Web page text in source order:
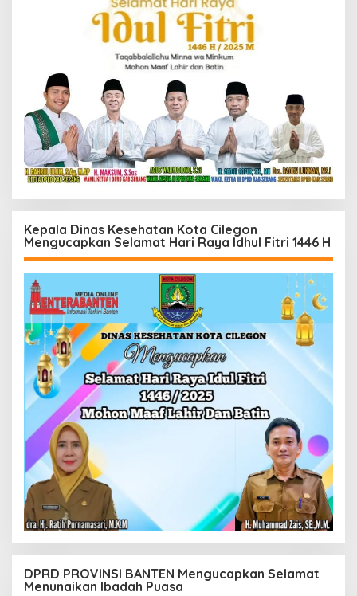
Kepala Dinas Kesehatan Kota Cilegon
Mengucapkan Selamat Hari Raya Idhul Fitri 1446 H
DPRD PROVINSI BANTEN Mengucapkan Selamat
Menunaikan Ibadah Puasa